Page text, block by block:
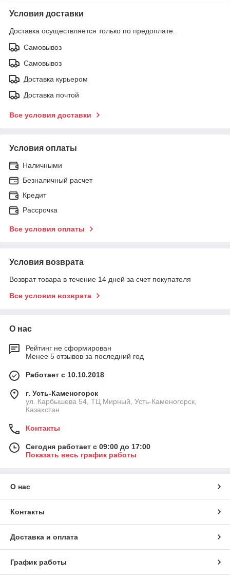
Условия доставки
Доставка осуществляется только по предоплате.
Самовывоз
Самовывоз
Доставка курьером
Доставка почтой
Все условия доставки
Условия оплаты
Наличными
Безналичный расчет
Кредит
Рассрочка
Все условия оплаты
Условия возврата
Возврат товара в течение 14 дней за счет покупателя
Все условия возврата
О нас
Рейтинг не сформирован
Менее 5 отзывов за последний год
Работает с 10.10.2018
г. Усть-Каменогорск
ул. Карбышева 54, ТЦ Мирный, Усть-Каменогорск,
Казахстан
Контакты
Сегодня работает с 09:00 до 17:00
Показать весь график работы
О нас
Контакты
Доставка и оплата
График работы